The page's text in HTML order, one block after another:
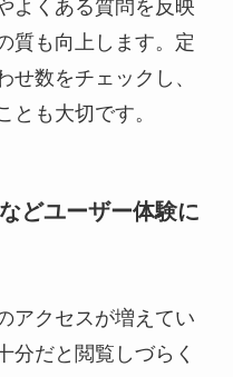
よくある質問を反映
質も向上します。定
せ数をチェックし、
とも大切です。
どユーザー体験に
アクセスが増えてい
分だと閲覧しづらく